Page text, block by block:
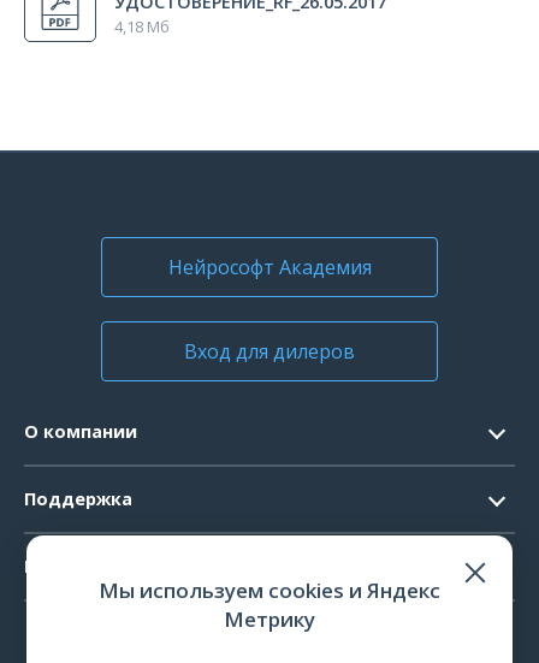
4,18 Мб
Нейрософт Академия
Вход для дилеров
О компании
Официальные документы
Поддержка
Системные требования
Продукты
Мы используем cookies и Яндекс
Метрику